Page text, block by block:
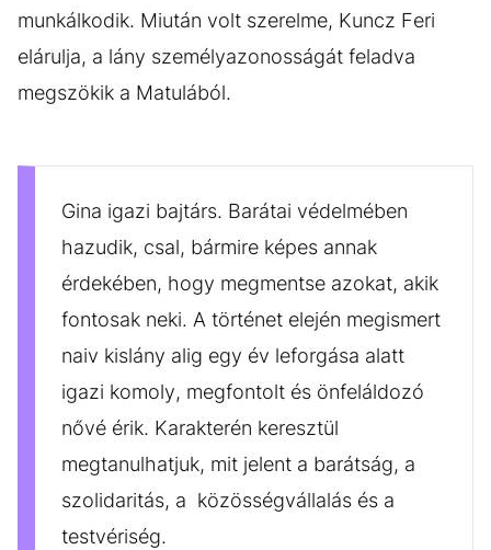
munkálkodik. Miután volt szerelme, Kuncz Feri
elárulja, a lány személyazonosságát feladva
megszökik a Matulából.
Gina igazi bajtárs. Barátai védelmében
hazudik, csal, bármire képes annak
érdekében, hogy megmentse azokat, akik
fontosak neki. A történet elején megismert
naiv kislány alig egy év leforgása alatt
igazi komoly, megfontolt és önfeláldozó
nővé érik. Karakterén keresztül
megtanulhatjuk, mit jelent a barátság, a
szolidaritás, a közösségvállalás és a
testvériség.